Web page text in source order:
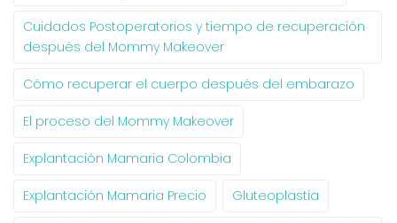
Cuidados Postoperatorios y tiempo de recuperación
después del Mommy Makeover
Cómo recuperar el cuerpo después del embarazo
El proceso del Mommy Makeover
Explantación Mamaria Colombia
Explantación Mamaria Precio Gluteoplastia